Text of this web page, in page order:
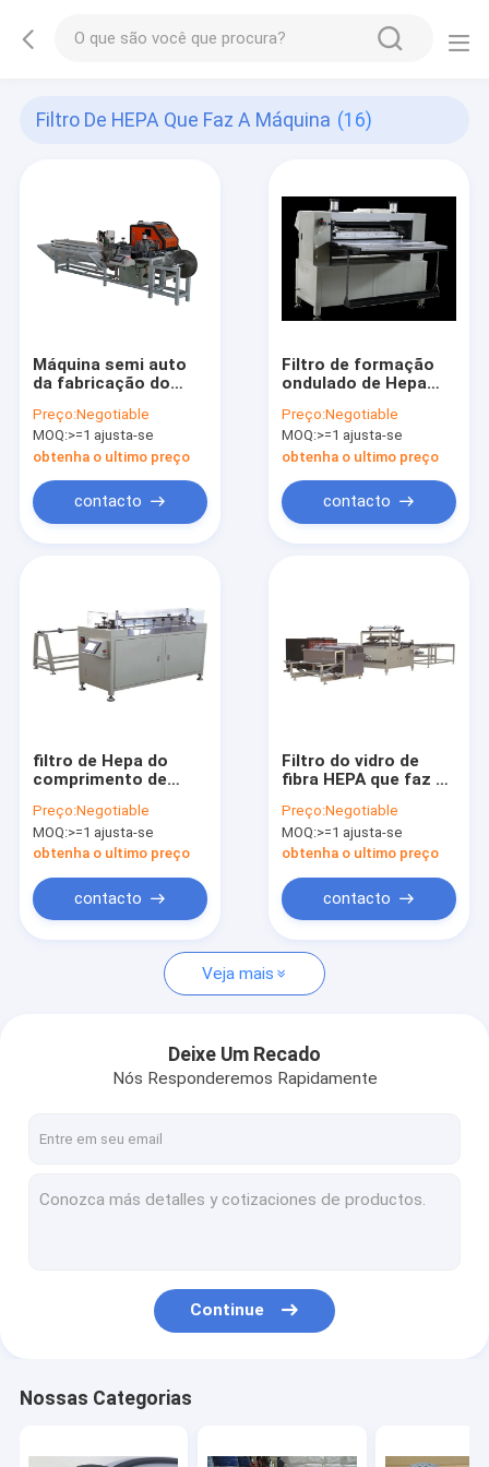
Filtro De HEPA Que Faz A Máquina (16)
Máquina semi auto
da fabricação do
máquina 150KG de
colagem
Preço:Negotiable
MOQ:>=1 ajusta-se
obtenha o ultimo preço
contacto
Filtro de formação
ondulado de Hepa
510mm a altura da
largura 1600mm
Preço:Negotiable
MOQ:>=1 ajusta-se
obtenha o ultimo preço
contacto
filtro de Hepa do
comprimento de
máquina para Hilux
Hiace 1KD 2KD
Preço:Negotiable
MOQ:>=1 ajusta-se
obtenha o ultimo preço
contacto
Filtro do vidro de
fibra HEPA que faz o
0.75kw 0,6 da
máquina 510mm
Preço:Negotiable
MOQ:>=1 ajusta-se
obtenha o ultimo preço
contacto
Veja mais
Deixe Um Recado
Nós Responderemos Rapidamente
Continue
Nossas Categorias